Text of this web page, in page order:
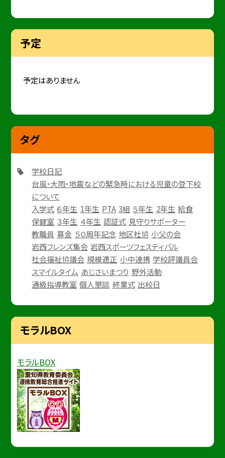
予定
予定はありません
タグ
学校日記
台風・大雨・地震などの緊急時における児童の登下校
について
入学式 ６年生 1年生 PTA 3組 ５年生 2年生 給食
保健室 ３年生 ４年生 認証式 見守りサポーター
教職員 募金 ５０周年記念 地区社協 小父の会
岩西フレンズ集会 岩西スポーツフェスティバル
社会福祉協議会 規模適正 小中連携 学校評議員会
スマイルタイム あじさいまつり 野外活動
通級指導教室 個人懇談 終業式 出校日
モラルBOX
モラルBOX